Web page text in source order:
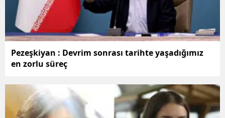
Pezeşkiyan : Devrim sonrası tarihte yaşadığımız
en zorlu süreç